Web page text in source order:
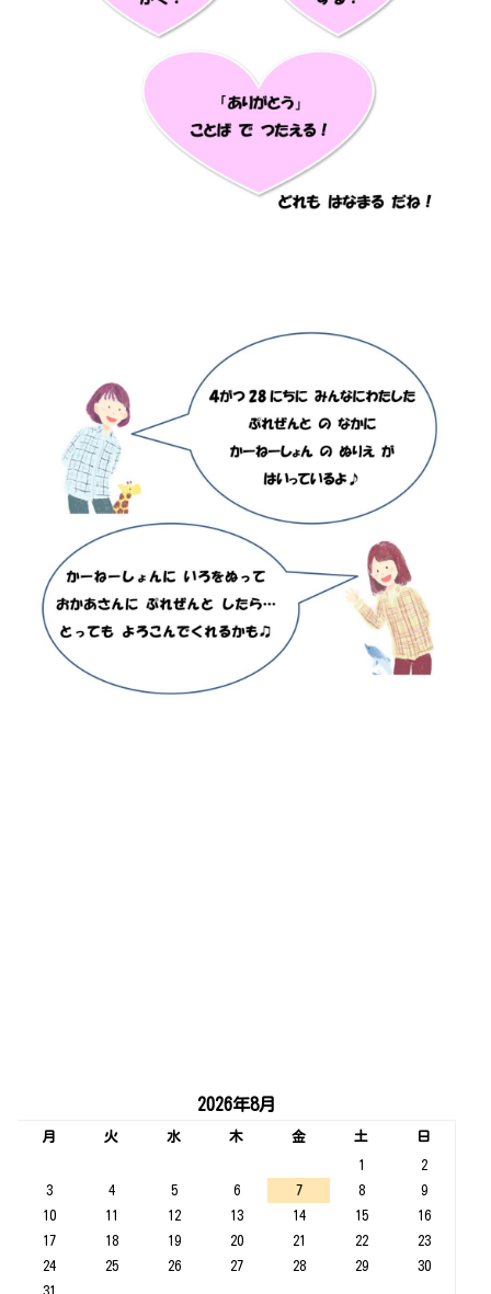
2026年8月
月 火 水 木 金 土
日
1
2
3
4 5 6 7 8
9
10
11 12 13 14 15
16
17
18 19 20 21 22
23
24
25 26 27 28 29
30